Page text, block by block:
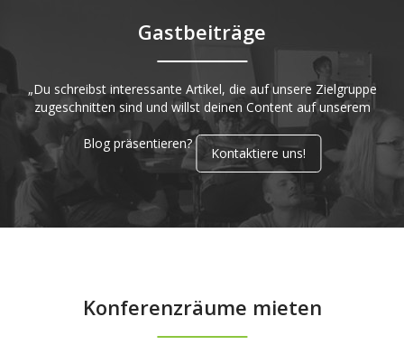
Gastbeiträge
„Du schreibst interessante Artikel, die auf unsere Zielgruppe
zugeschnitten sind und willst deinen Content auf unserem
Blog präsentieren?
Kontaktiere uns!
Konferenzräume mieten